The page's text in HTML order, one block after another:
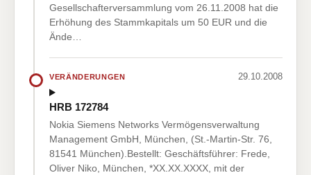
Gesellschafterversammlung vom 26.11.2008 hat die
Erhöhung des Stammkapitals um 50 EUR und die
Ände…
VERÄNDERUNGEN 29.10.2008
HRB 172784
Nokia Siemens Networks Vermögensverwaltung
Management GmbH, München, (St.-Martin-Str. 76,
81541 München).Bestellt: Geschäftsführer: Frede,
Oliver Niko, München, *XX.XX.XXXX, mit der